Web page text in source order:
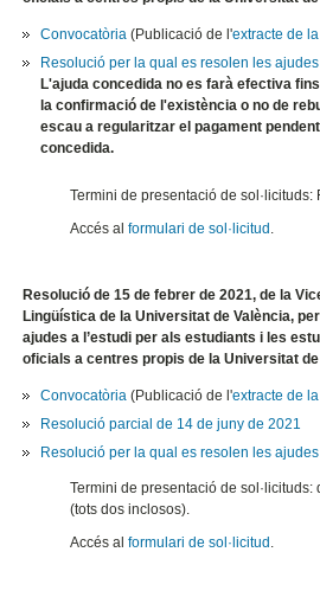
Convocatòria (Publicació de l'extracte de
Resolució per la qual es resolen les
L'ajuda concedida no es farà efectiva
la confirmació de l'existència o no de
escau a regularitzar el pagament
concedida.
Termini de presentació de sol·licituds:
Accés alformulari de sol·licitud .
Resolució de 15 de febrer de 2021, de la
Lingüística de la Universitat de València,
ajudes a l’estudi per als estudiants i les
oficials a centres propis de la Universitat
Convocatòria (Publicació de l'extracte de
Resolució parcial de 14 de juny de 2021
Resolució per la qual es resolen les
Termini de presentació de sol·licituds:
(tots dos inclosos).
Accés alformulari de sol·licitud .